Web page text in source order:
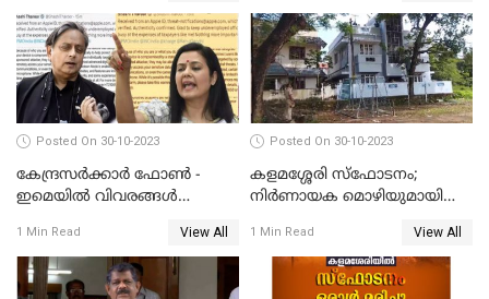
അരങ്ങേറ്റം
Posted On 30-10-2023
കേന്ദ്രസര്‍ക്കാര്‍ ഫോണ്‍ -
ഇമെയില്‍ വിവരങ്ങള്‍
പ്രതിപക്ഷ നേതാക്കള്‍
1 Min Read View All
Posted On 30-10-2023
കളമശ്ശേരി സ്ഫോടനം;
നിർണായക മൊഴിയുമായി
കോൾ വിവരങ്ങൾ തേടി
പൊലീസ്
1 Min Read View All